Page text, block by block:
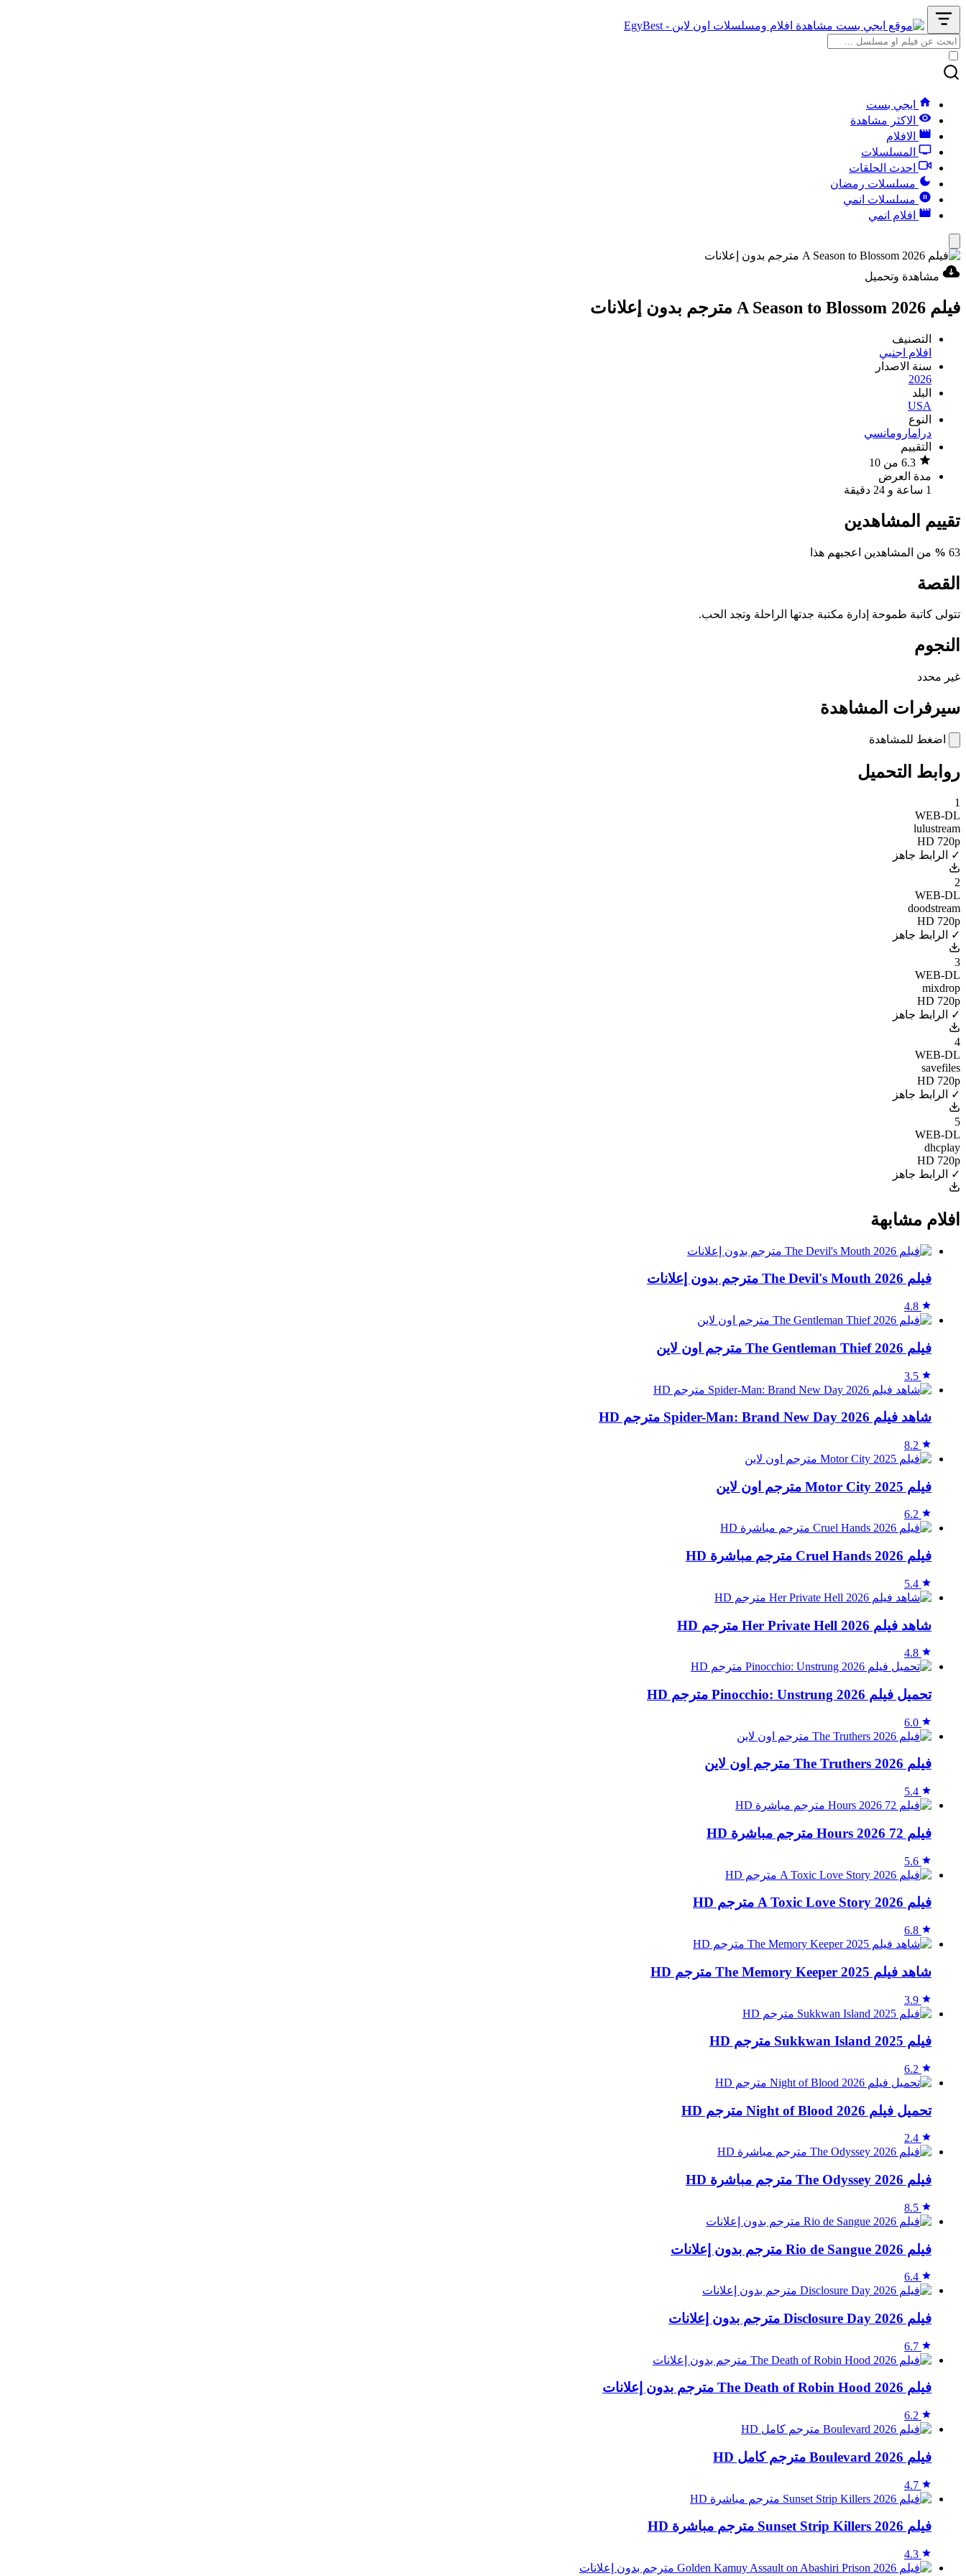
ايجي بست
الاكثر مشاهدة
الافلام
المسلسلات
احدث الحلقات
مسلسلات رمضان
مسلسلات انمي
افلام انمي
مشاهدة وتحميل
فيلم A Season to Blossom 2026 مترجم بدون إعلانات
التصنيف
افلام اجنبي
سنة الاصدار
2026
البلد
USA
النوع
درامارومانسي
التقييم
مدة العرض
1 ساعة و 24 دقيقة
تقييم المشاهدين
63
% من المشاهدين اعجبهم هذا
القصة
تتولى كاتبة طموحة إدارة مكتبة جدتها الراحلة وتجد الحب.
النجوم
غير محدد
سيرفرات المشاهدة
اضغط للمشاهدة
روابط التحميل
1
WEB-DL
lulustream
HD 720p
✓ الرابط جاهز
2
WEB-DL
doodstream
HD 720p
✓ الرابط جاهز
3
WEB-DL
mixdrop
HD 720p
✓ الرابط جاهز
4
WEB-DL
savefiles
HD 720p
✓ الرابط جاهز
5
WEB-DL
dhcplay
HD 720p
✓ الرابط جاهز
افلام مشابهة
فيلم The Devil's Mouth 2026 مترجم بدون إعلانات
4.8
فيلم The Gentleman Thief 2026 مترجم اون لاين
3.5
شاهد فيلم Spider-Man: Brand New Day 2026 مترجم HD
8.2
فيلم Motor City 2025 مترجم اون لاين
6.2
فيلم Cruel Hands 2026 مترجم مباشرة HD
5.4
شاهد فيلم Her Private Hell 2026 مترجم HD
4.8
تحميل فيلم Pinocchio: Unstrung 2026 مترجم HD
6.0
فيلم The Truthers 2026 مترجم اون لاين
5.4
فيلم 72 Hours 2026 مترجم مباشرة HD
5.6
فيلم A Toxic Love Story 2026 مترجم HD
6.8
شاهد فيلم The Memory Keeper 2025 مترجم HD
3.9
فيلم Sukkwan Island 2025 مترجم HD
6.2
تحميل فيلم Night of Blood 2026 مترجم HD
2.4
فيلم The Odyssey 2026 مترجم مباشرة HD
8.5
فيلم Rio de Sangue 2026 مترجم بدون إعلانات
6.4
فيلم Disclosure Day 2026 مترجم بدون إعلانات
6.7
فيلم The Death of Robin Hood 2026 مترجم بدون إعلانات
6.2
فيلم Boulevard 2026 مترجم كامل HD
4.7
فيلم Sunset Strip Killers 2026 مترجم مباشرة HD
4.3